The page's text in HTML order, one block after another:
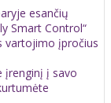
esančių
Smart Control“
vartojimo įpročius
įrenginį į savo